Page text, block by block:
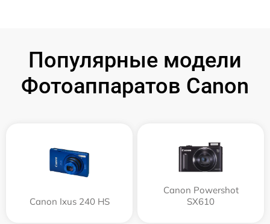
Популярные модели
Фотоаппаратов Canon
Canon Ixus 240 HS
Canon Powershot
SX610